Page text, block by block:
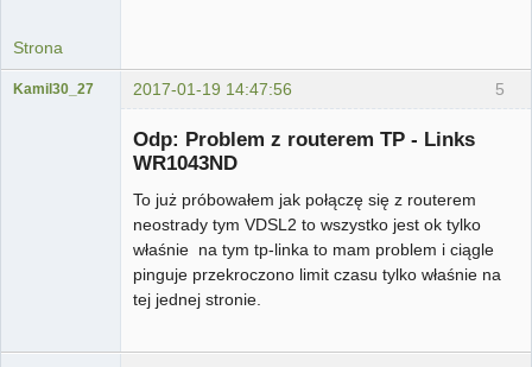
Strona
5
Kamil30_27 2017-01-19 14:47:56
Odp: Problem z routerem TP - Links
WR1043ND
To już próbowałem jak połączę się z routerem
neostrady tym VDSL2 to wszystko jest ok tylko
właśnie na tym tp-linka to mam problem i ciągle
pinguje przekroczono limit czasu tylko właśnie na
tej jednej stronie.